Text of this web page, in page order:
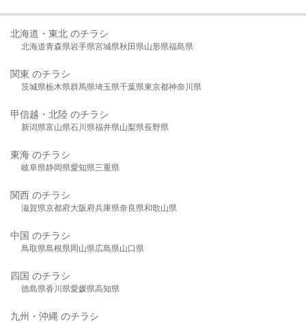
北海道・東北 のチラシ
北海道青森県岩手県宮城県秋田県山形県福島県
関東 のチラシ
茨城県栃木県群馬県埼玉県千葉県東京都神奈川県
甲信越・北陸 のチラシ
新潟県富山県石川県福井県山梨県長野県
東海 のチラシ
岐阜県静岡県愛知県三重県
関西 のチラシ
滋賀県京都府大阪府兵庫県奈良県和歌山県
中国 のチラシ
鳥取県島根県岡山県広島県山口県
四国 のチラシ
徳島県香川県愛媛県高知県
九州・沖縄 のチラシ